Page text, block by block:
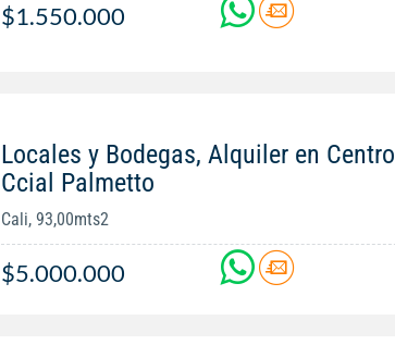
$1.550.000
Locales y Bodegas, Alquiler en Centro
Ccial Palmetto
Cali, 93,00mts2
$5.000.000